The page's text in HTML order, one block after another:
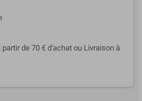
de 70 € d'achat ou Livraison à